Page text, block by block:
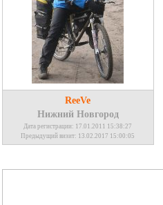
ReeVe
Нижний Новгород
Дата регистрации: 17.01.2011 15:38:27
Предыдущий визит: 13.02.2017 15:00:05